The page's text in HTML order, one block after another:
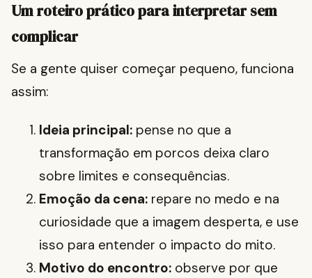
Um roteiro prático para interpretar sem
complicar
Se a gente quiser começar pequeno, funciona
assim:
Ideia principal: pense no que a
transformação em porcos deixa claro
sobre limites e consequências.
Emoção da cena: repare no medo e na
curiosidade que a imagem desperta, e use
isso para entender o impacto do mito.
Motivo do encontro: observe por que